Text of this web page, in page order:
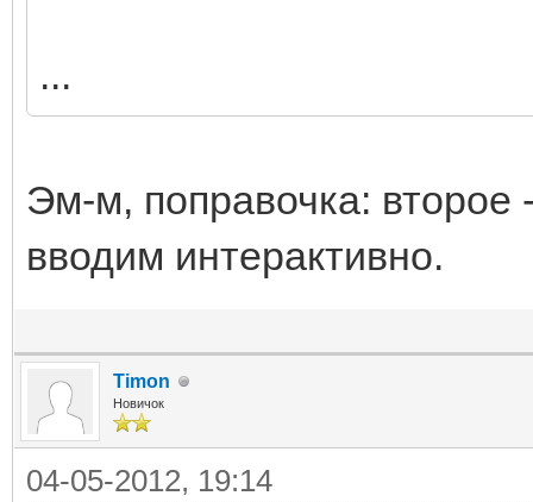
...
Эм-м, поправочка:
вводим интерактивно.
Timon
Новичок
04-05-2012, 19:14